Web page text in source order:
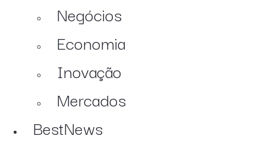
Negócios
Economia
Inovação
Mercados
BestNews